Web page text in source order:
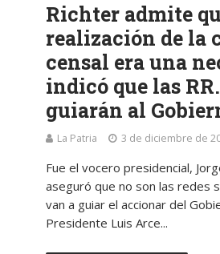
Richter admite
realización de la
censal era una
indicó que las
guiarán al
La Patria 3 de diciembre de
Fue el vocero presidencial,
aseguró que no son las redes
van a guiar el accionar del
Presidente Luis Arce...